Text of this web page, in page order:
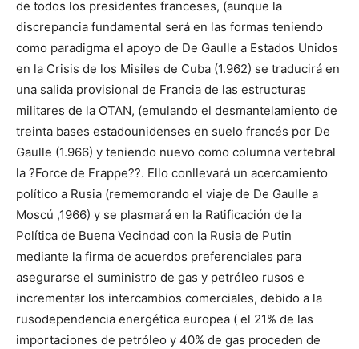
de todos los presidentes franceses, (aunque la
discrepancia fundamental será en las formas teniendo
como paradigma el apoyo de De Gaulle a Estados Unidos
en la Crisis de los Misiles de Cuba (1.962) se traducirá en
una salida provisional de Francia de las estructuras
militares de la OTAN, (emulando el desmantelamiento de
treinta bases estadounidenses en suelo francés por De
Gaulle (1.966) y teniendo nuevo como columna vertebral
la ?Force de Frappe??. Ello conllevará un acercamiento
político a Rusia (rememorando el viaje de De Gaulle a
Moscú ,1966) y se plasmará en la Ratificación de la
Política de Buena Vecindad con la Rusia de Putin
mediante la firma de acuerdos preferenciales para
asegurarse el suministro de gas y petróleo rusos e
incrementar los intercambios comerciales, debido a la
rusodependencia energética europea ( el 21% de las
importaciones de petróleo y 40% de gas proceden de